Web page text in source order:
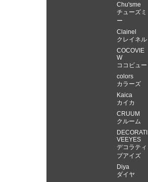
Chu'sme
チューズミ
ー
Clainel
クレイネル
COCOVIE
W
ココビュー
colors
カラーズ
Kaica
カイカ
CRUUM
クルーム
DECORATI
VEEYES
デコラティ
ブアイズ
Diya
ダイヤ